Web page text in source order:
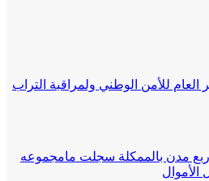
العام للأمن الوطني ولمراقبة التراب
أربع مدن بالممكلة سجلت مامجموعه